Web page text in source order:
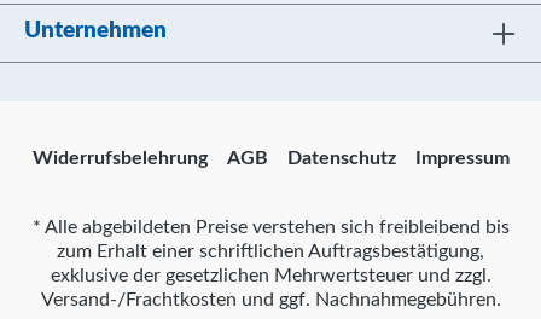
Unternehmen
Widerrufsbelehrung AGB Datenschutz Impressum
* Alle abgebildeten Preise verstehen sich freibleibend bis
zum Erhalt einer schriftlichen Auftragsbestätigung,
exklusive der gesetzlichen Mehrwertsteuer und zzgl.
Versand-/Frachtkosten und ggf. Nachnahmegebühren.